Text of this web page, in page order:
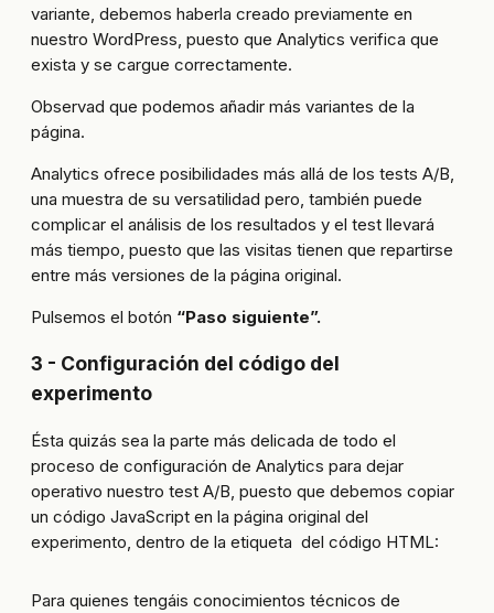
variante, debemos haberla creado previamente en
nuestro WordPress, puesto que Analytics verifica que
exista y se cargue correctamente.
Observad que podemos añadir más variantes de la
página.
Analytics ofrece posibilidades más allá de los tests A/B,
una muestra de su versatilidad pero, también puede
complicar el análisis de los resultados y el test llevará
más tiempo, puesto que las visitas tienen que repartirse
entre más versiones de la página original.
Pulsemos el botón “Paso siguiente”.
3 - Configuración del código del
experimento
Ésta quizás sea la parte más delicada de todo el
proceso de configuración de Analytics para dejar
operativo nuestro test A/B, puesto que debemos copiar
un código JavaScript en la página original del
experimento, dentro de la etiqueta del código HTML:
Para quienes tengáis conocimientos técnicos de